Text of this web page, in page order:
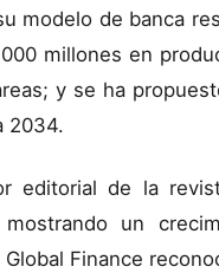
modelo de banca
millones en
y se ha
2034.
editorial de la
un
Finance